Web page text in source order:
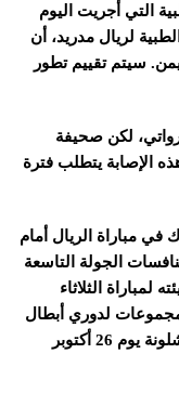
التي أجريت اليوم
لريال مدريد، أن
سيتم تقييم تطور
لكن صحيفة
الإصابة يتطلب فترة
مباراة الريال أمام
الجولة التاسعة
لمباراة الثلاثاء
لدوري أبطال
أوروبا، وأيضا للقاء الكلاسيكو أمام الغريم برشلونة يوم 26 أكتوبر